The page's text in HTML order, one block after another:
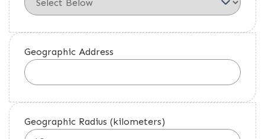
Geographic Address
Geographic Radius (kilometers)